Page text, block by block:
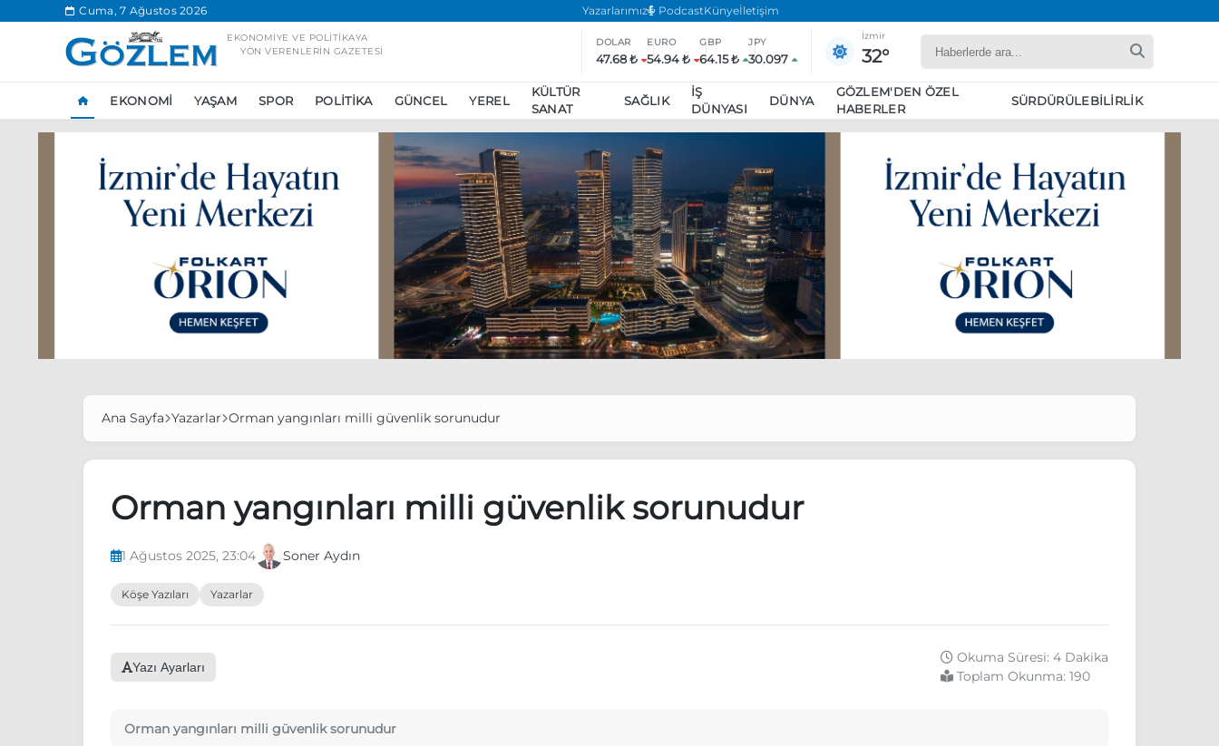
Cuma, 7 Ağustos 2026 Yazarlarımız PodcastKünyeİletişim
EKONOMIYE VE POLITIKAYA
YÖN VERENLERIN GAZETESI
DOLAR
47.68 ₺
EURO
54.94 ₺
GBP
64.15 ₺
JPY
30.097
İzmir
32°
EKONOMI YAŞAM SPOR POLITIKA GÜNCEL YEREL
KÜLTÜR
SANAT
SAĞLIK
İŞ
DÜNYASI
DÜNYA
GÖZLEM'DEN ÖZEL
HABERLER
SÜRDÜRÜLEBILIRLIK
Ankara’da eylem yasağı uzatıldı
Özgür Özel, Ekrem İmamoğlu’nu ziyaret edecek
Ünlü çift bir etkinliğe daha katılmama kararı aldı
Boykot
Ana Sayfa Yazarlar Orman yangınları milli güvenlik sorunudur
Orman yangınları milli güvenlik sorunudur
1 Ağustos 2025, 23:04 Soner Aydın
Köşe Yazıları Yazarlar
Yazı Ayarları
Okuma Süresi: 4 Dakika
Toplam Okunma: 190
Orman yangınları milli güvenlik sorunudur